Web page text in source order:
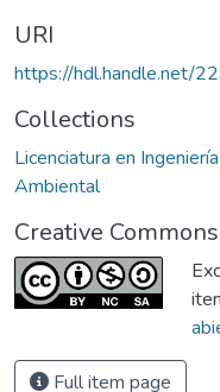
URI
https://hdl.handle.net/
Collections
Licenciatura en
Ambiental
Creative
Full item page